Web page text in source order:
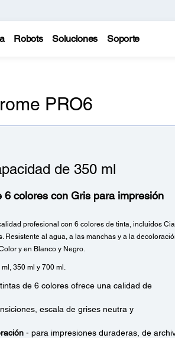
Robots Soluciones Soporte
PRO6
de 350 ml
colores con Gris para impresión
profesional con 6 colores de tinta, incluidos
Resistente al agua, a las manchas y a la
y en Blanco y Negro.
350 ml y 700 ml.
de 6 colores ofrece una calidad de
escala de grises neutra y
- para impresiones duraderas, de